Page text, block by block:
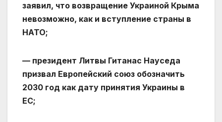
заявил, что возвращение Украиной Крыма
невозможно, как и вступление страны в
НАТО;
— президент Литвы Гитанас Науседа
призвал Европейский союз обозначить
2030 год как дату принятия Украины в
ЕС;